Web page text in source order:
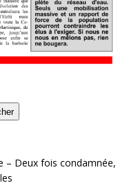
– Deux fois condamnée,